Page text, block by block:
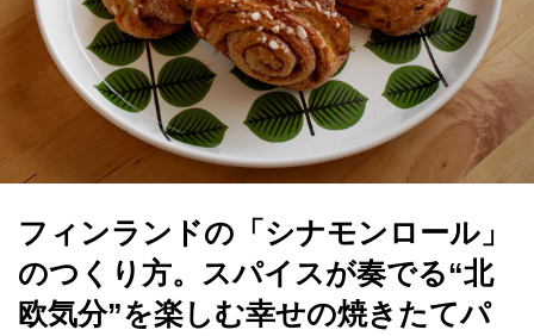
フィンランドの「シナモンロール」
のつくり方。スパイスが奏でる“北
欧気分”を楽しむ幸せの焼きたてパ